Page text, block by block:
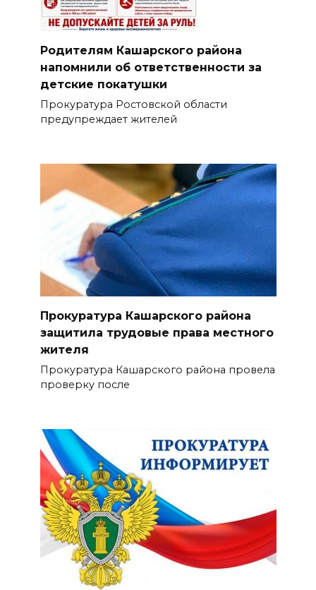
Родителям Кашарского района
напомнили об ответственности за
детские покатушки
Прокуратура Ростовской области
предупреждает жителей
Прокуратура Кашарского района
защитила трудовые права местного
жителя
Прокуратура Кашарского района провела
проверку после